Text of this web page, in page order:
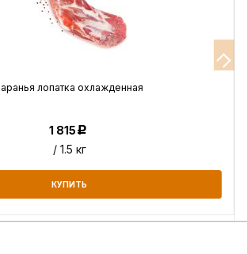
лопатка охлажденная
1 815Р
/ 1.5 кг
КУПИТЬ